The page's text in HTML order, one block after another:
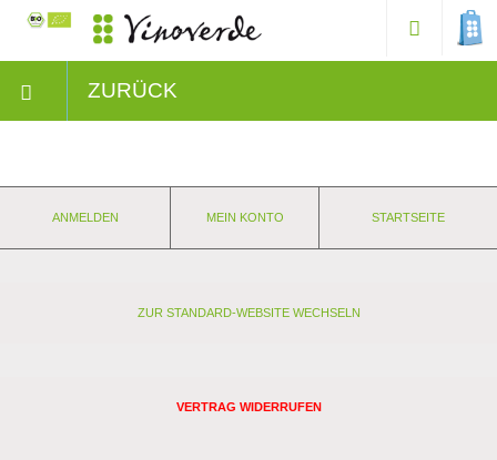
ZURÜCK
ANMELDEN MEIN KONTO STARTSEITE
ZUR STANDARD-WEBSITE WECHSELN
VERTRAG WIDERRUFEN